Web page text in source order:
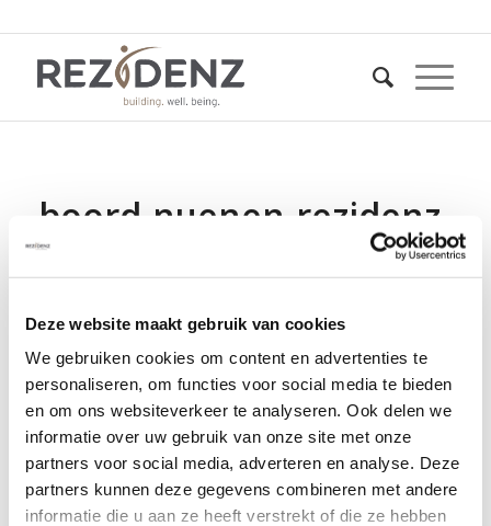
Deze website maakt gebruik van cookies
We gebruiken cookies om content en advertenties te
personaliseren, om functies voor social media te bieden
en om ons websiteverkeer te analyseren. Ook delen we
informatie over uw gebruik van onze site met onze
partners voor social media, adverteren en analyse. Deze
partners kunnen deze gegevens combineren met andere
informatie die u aan ze heeft verstrekt of die ze hebben
boord-nuenen-rezidenz-
eindhoven
13 september 2022